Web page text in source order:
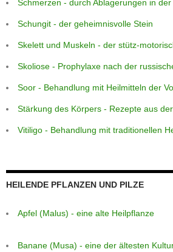
Schmerzen - durch Ablagerungen in
Schungit - der geheimnisvolle Stein
Skelett und Muskeln - der stütz-
Skoliose - Prophylaxe nach der
Soor - Behandlung mit Heilmitteln der
Stärkung des Körpers - Rezepte aus
Vitiligo - Behandlung mit traditionellen
HEILENDE PFLANZEN UND PILZE
Apfel (Malus) - eine alte Heilpflanze
Banane (Musa) - eine der ältesten